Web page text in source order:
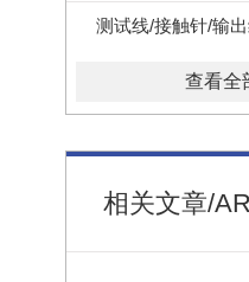
查看全
相关文章/